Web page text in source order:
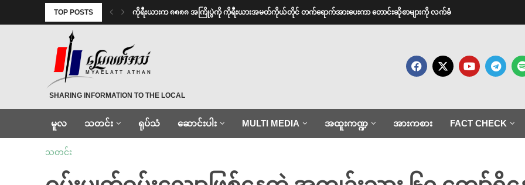
TOP POSTS ကိုရီးယားက ၈၈၈၈ အကြိုပွဲကို ကိုရီးယားအမတ်ကိုယ်တိုင် တက်ရောက်အားပေးကာ တောင်းဆိုစာများကို လက်ခံ
MYAELATT ATHAN
SHARING INFORMATION TO THE LOCAL
မူလ သတင်း ရုပ်သံ ဆောင်းပါး MULTI MEDIA အထူးကဏ္ဍ အားကစား FACT CHECK
သတင်း